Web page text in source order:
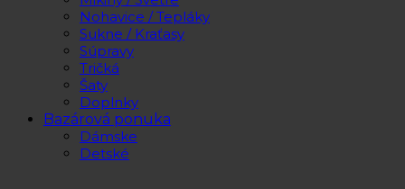
Nohavice / Tepláky
Sukne / Kraťasy
Súpravy
Tričká
Šaty
Doplnky
Bazárová ponuka
Dámske
Detské